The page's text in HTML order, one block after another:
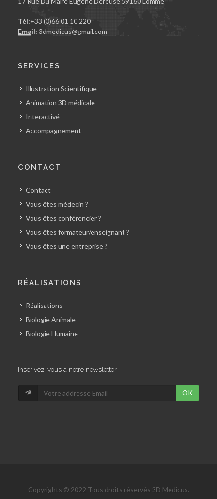
Tél:+33 (0)66 01 10 220
Email: 3dmedicus@gmail.com
SERVICES
Illustration Scientifique
Animation 3D médicale
Interactivé
Accompagnement
CONTACT
Contact
Vous êtes médecin ?
Vous êtes conférencier ?
Vous êtes formateur/enseignant ?
Vous êtes une entreprise ?
RÉALISATIONS
Réalisations
Biologie Animale
Biologie Humaine
Inscrivez-vous à notre newsletter
OK
Copyrights © 2022 Tous droits réservés 3D Medicus.